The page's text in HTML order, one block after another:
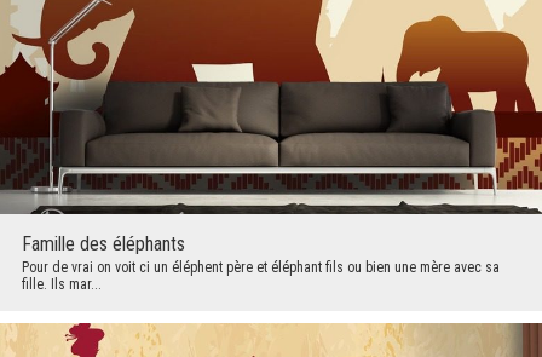
Famille des éléphants
Pour de vrai on voit ci un éléphent père et éléphant fils ou bien une mère avec sa
fille. Ils mar...